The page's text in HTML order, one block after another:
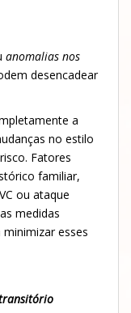
anomalias nos
desencadear
a
no estilo
Fatores
familiar,
ou ataque
medidas
esses